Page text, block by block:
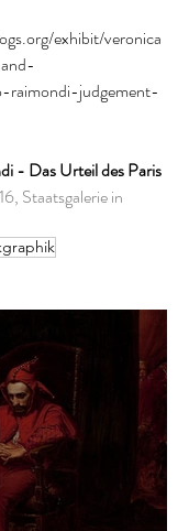
exhibit/veronica
raimondi-judgement-
- Das Urteil des Paris
Staatsgalerie in